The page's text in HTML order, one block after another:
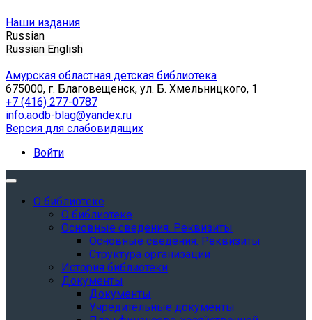
Наши издания
Russian
Russian English
Амурская областная детская библиотека
675000, г. Благовещенск, ул. Б. Хмельницкого, 1
+7 (416) 277-0787
info.aodb-blag@yandex.ru
Версия для слабовидящих
Войти
О библиотеке
О библиотеке
Основные сведения. Реквизиты
Основные сведения. Реквизиты
Структура организации
История библиотеки
Документы
Документы
Учредительные документы